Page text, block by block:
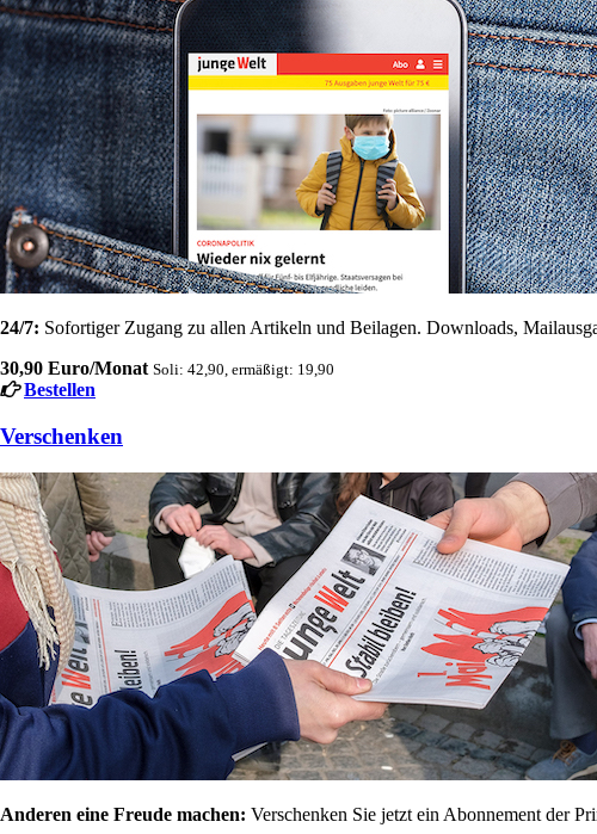
24/7: Sofortiger Zugang zu allen Artikeln und Beilagen. Downloads,
30,90 Euro/Monat Soli: 42,90, ermäßigt: 19,90
Bestellen
Verschenken
Anderen eine Freude machen: Verschenken Sie jetzt ein Abonnement der